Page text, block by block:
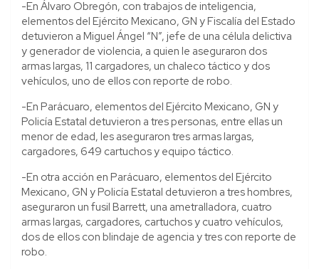
-En Álvaro Obregón, con trabajos de inteligencia,
elementos del Ejército Mexicano, GN y Fiscalía del Estado
detuvieron a Miguel Ángel “N”, jefe de una célula delictiva
y generador de violencia, a quien le aseguraron dos
armas largas, 11 cargadores, un chaleco táctico y dos
vehículos, uno de ellos con reporte de robo.
-En Parácuaro, elementos del Ejército Mexicano, GN y
Policía Estatal detuvieron a tres personas, entre ellas un
menor de edad, les aseguraron tres armas largas,
cargadores, 649 cartuchos y equipo táctico.
-En otra acción en Parácuaro, elementos del Ejército
Mexicano, GN y Policía Estatal detuvieron a tres hombres,
aseguraron un fusil Barrett, una ametralladora, cuatro
armas largas, cargadores, cartuchos y cuatro vehículos,
dos de ellos con blindaje de agencia y tres con reporte de
robo.